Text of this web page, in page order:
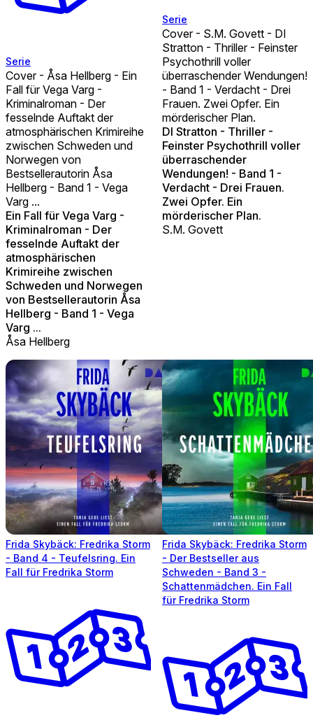
Serie
Cover - Åsa Hellberg - Ein
Fall für Vega Varg -
Kriminalroman - Der
fesselnde Auftakt der
atmosphärischen Krimireihe
zwischen Schweden und
Norwegen von
Bestsellerautorin Åsa
Hellberg - Band 1 - Vega
Varg ...
Ein Fall für Vega Varg -
Kriminalroman - Der
fesselnde Auftakt der
atmosphärischen
Krimireihe zwischen
Schweden und Norwegen
von Bestsellerautorin Åsa
Hellberg - Band 1 - Vega
Varg ...
Åsa Hellberg
Serie
Cover - S.M. Govett - DI
Stratton - Thriller - Feinster
Psychothrill voller
überraschender Wendungen!
- Band 1 - Verdacht - Drei
Frauen. Zwei Opfer. Ein
mörderischer Plan.
DI Stratton - Thriller -
Feinster Psychothrill voller
überraschender
Wendungen! - Band 1 -
Verdacht - Drei Frauen.
Zwei Opfer. Ein
mörderischer Plan.
S.M. Govett
Frida Skybäck: Fredrika Storm
- Band 4 - Teufelsring. Ein
Fall für Fredrika Storm
Frida Skybäck: Fredrika Storm
- Der Bestseller aus
Schweden - Band 3 -
Schattenmädchen. Ein Fall
für Fredrika Storm